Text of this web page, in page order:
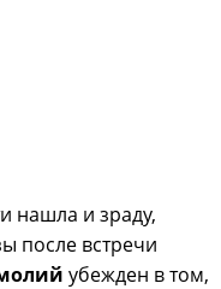
нашла и зраду,
после встречи
убежден в том,